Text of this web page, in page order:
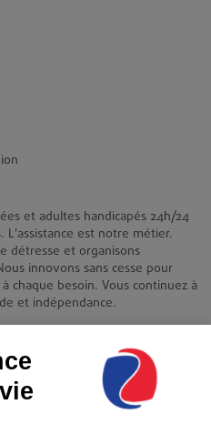
et adultes handicapés 24h/24
L'assistance est notre métier.
détresse et organisons
innovons sans cesse pour
chaque besoin. Vous continuez à
et indépendance.
93210 Saint-Denis